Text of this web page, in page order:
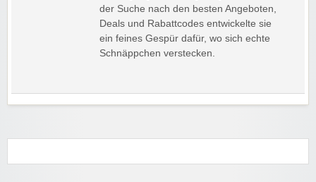
der Suche nach den besten Angeboten,
Deals und Rabattcodes entwickelte sie
ein feines Gespür dafür, wo sich echte
Schnäppchen verstecken.